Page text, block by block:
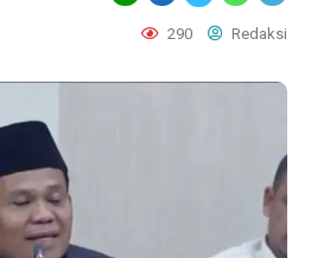
290 Redaksi